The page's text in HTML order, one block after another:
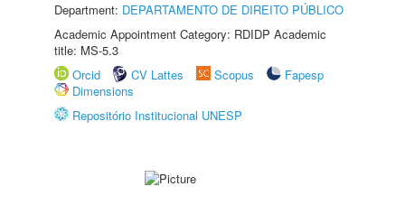
Department: DEPARTAMENTO DE DIREITO PÚBLICO
Academic Appointment Category: RDIDP Academic
title: MS-5.3
Orcid
CV Lattes Scopus
Fapesp
Dimensions
Repositório Institucional UNESP